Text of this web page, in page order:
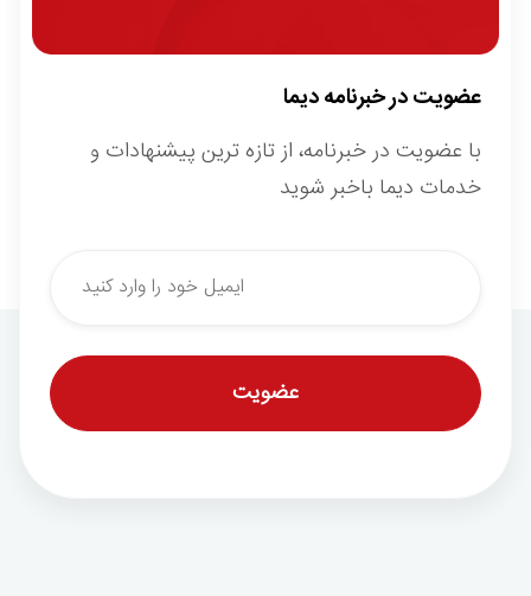
عضویت در خبرنامه دیما
با عضویت در خبرنامه، از تازه ترین پیشنهادات و
خدمات دیما باخبر شوید